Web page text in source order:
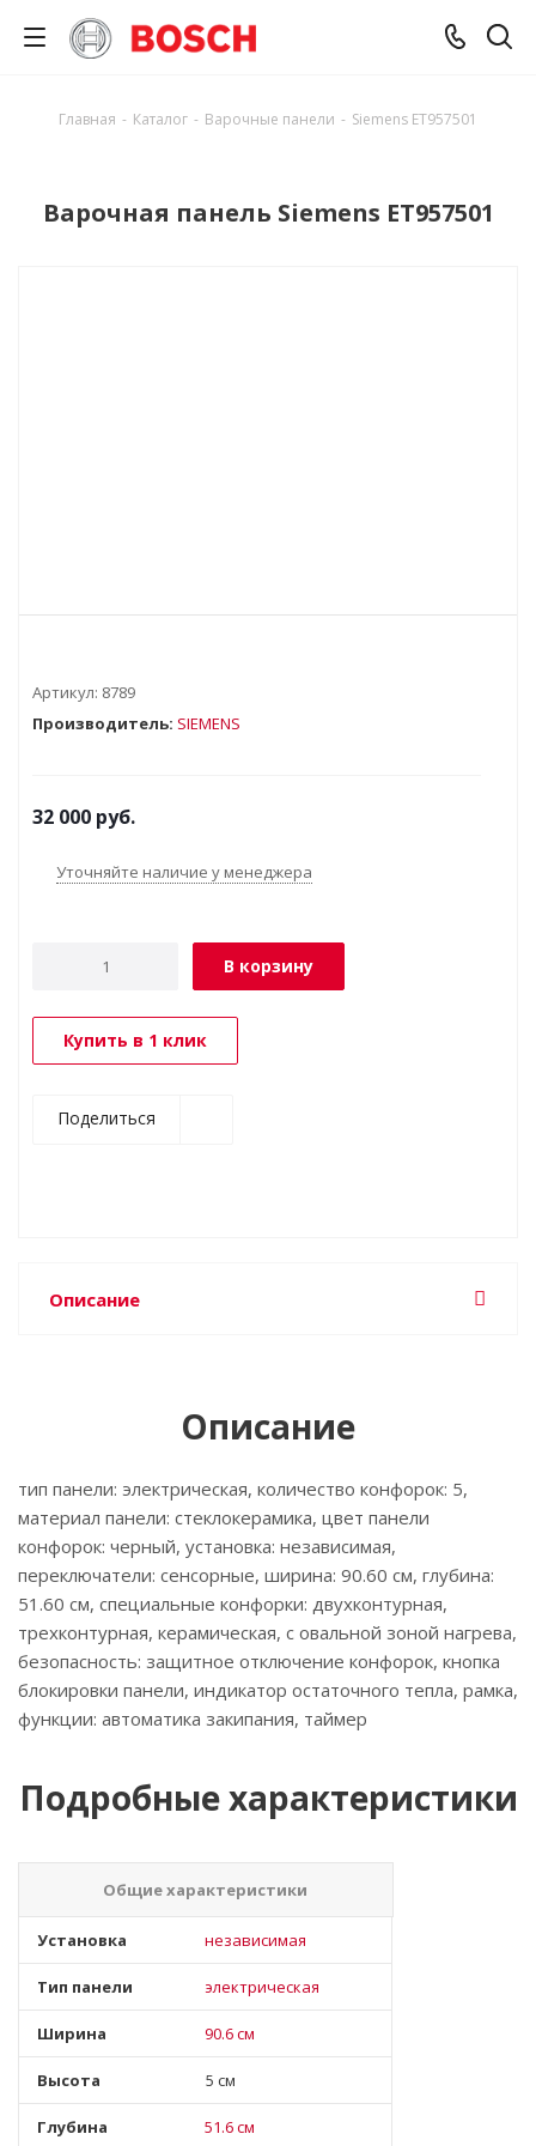
Главная - Каталог - Варочные панели - Siemens ET957501
Варочная панель Siemens ET957501
Артикул: 8789
Производитель: SIEMENS
32 000 руб.
Уточняйте наличие у менеджера
В корзину
Купить в 1 клик
Поделиться
Описание
Описание
тип панели: электрическая, количество конфорок: 5,
материал панели: стеклокерамика, цвет панели
конфорок: черный, установка: независимая,
переключатели: сенсорные, ширина: 90.60 см, глубина:
51.60 см, специальные конфорки: двухконтурная,
трехконтурная, керамическая, с овальной зоной нагрева,
безопасность: защитное отключение конфорок, кнопка
блокировки панели, индикатор остаточного тепла, рамка,
функции: автоматика закипания, таймер
Подробные характеристики
Общие характеристики
Установка независимая
Тип панели электрическая
Ширина 90.6 см
Высота 5 см
Глубина 51.6 см